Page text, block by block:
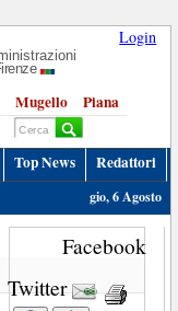
Login
Mugello
Piana
Top News
Redattori
gio, 6 Agosto
Facebook
Twitter